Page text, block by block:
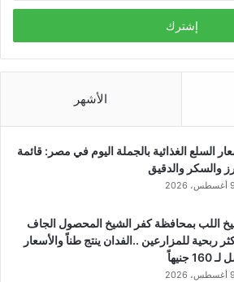
الأشهر
السلع الغذائية بالجملة اليوم في مصر: قائمة
والسكر والدقيق
9 أغسطس، 2026
اللب بمحافظة كفر الشيخ المحصول الجاف
ربحية للمزارعين ..الفدان ينتج طناً والأسعار
جنيهاً
9 أغسطس، 2026